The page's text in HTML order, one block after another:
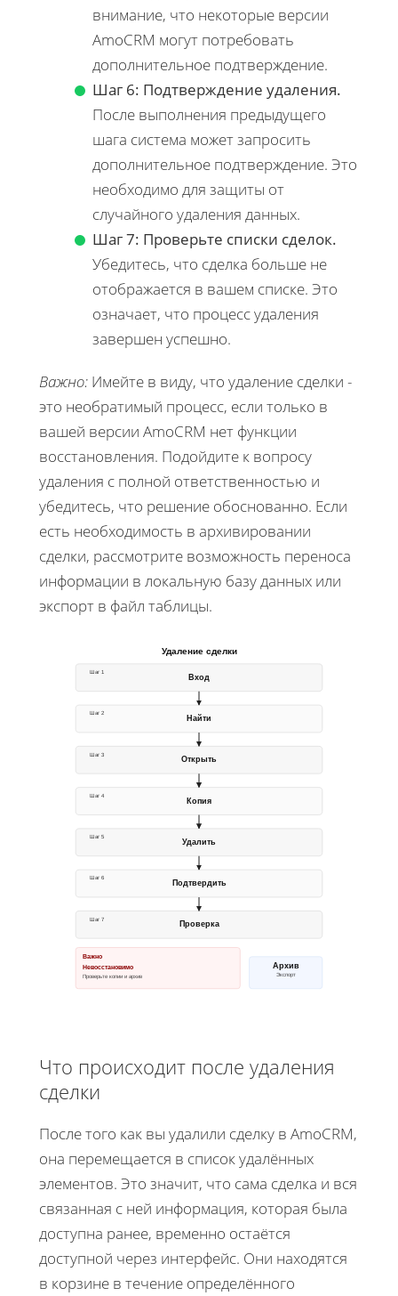
внимание, что некоторые версии
AmoCRM могут потребовать
дополнительное подтверждение.
Шаг 6: Подтверждение удаления.
После выполнения предыдущего
шага система может запросить
дополнительное подтверждение. Это
необходимо для защиты от
случайного удаления данных.
Шаг 7: Проверьте списки сделок.
Убедитесь, что сделка больше не
отображается в вашем списке. Это
означает, что процесс удаления
завершен успешно.
Важно: Имейте в виду, что удаление сделки -
это необратимый процесс, если только в
вашей версии AmoCRM нет функции
восстановления. Подойдите к вопросу
удаления с полной ответственностью и
убедитесь, что решение обоснованно. Если
есть необходимость в архивировании
сделки, рассмотрите возможность переноса
информации в локальную базу данных или
экспорт в файл таблицы.
Удаление сделки
Шаг 1
Вход
Шаг 2
Найти
Шаг 3
Открыть
Шаг 4
Копия
Шаг 5
Удалить
Шаг 6
Подтвердить
Шаг 7
Проверка
Важно
Невосстановимо
Проверьте копии и архив
Архив
Экспорт
Что происходит после удаления
сделки
После того как вы удалили сделку в AmoCRM,
она перемещается в список удалённых
элементов. Это значит, что сама сделка и вся
связанная с ней информация, которая была
доступна ранее, временно остаётся
доступной через интерфейс. Они находятся
в корзине в течение определённого